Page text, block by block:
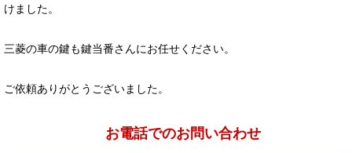
けました。
三菱の車の鍵も鍵当番さんにお任せください。
ご依頼ありがとうございました。
お電話でのお問い合わせ